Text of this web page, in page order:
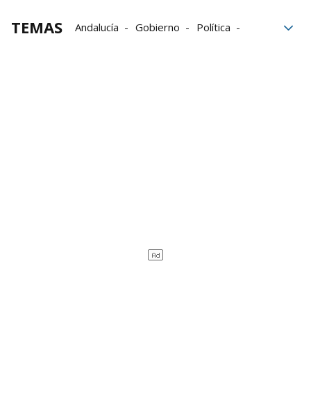
TEMAS Andalucía Gobierno
Política